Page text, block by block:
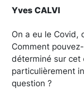
Yves CALVI
On a eu le Covid,
Comment
déterminé sur cet
particulièrement
question ?